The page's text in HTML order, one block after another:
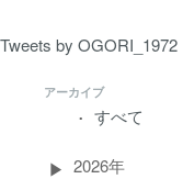
Tweets by OGORI_1972
アーカイブ
すべて
2026年